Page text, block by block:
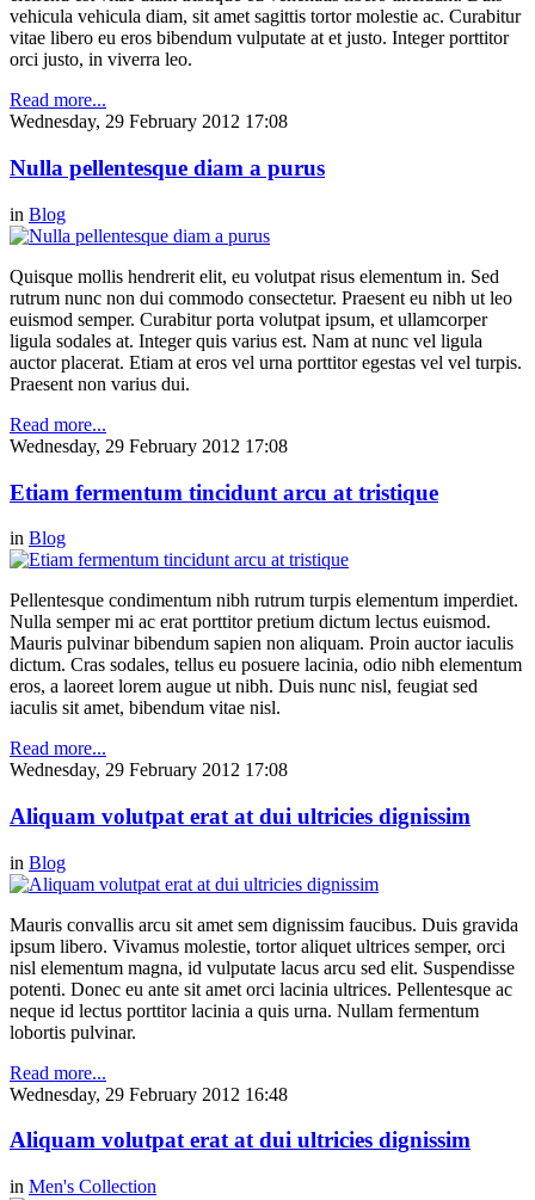
vehicula vehicula diam, sit amet sagittis tortor molestie ac. Curabitur
vitae libero eu eros bibendum vulputate at et justo. Integer porttitor
orci justo, in viverra leo.
Read more...
Wednesday, 29 February 2012 17:08
Nulla pellentesque diam a purus
in Blog
Quisque mollis hendrerit elit, eu volutpat risus elementum in. Sed
rutrum nunc non dui commodo consectetur. Praesent eu nibh ut leo
euismod semper. Curabitur porta volutpat ipsum, et ullamcorper
ligula sodales at. Integer quis varius est. Nam at nunc vel ligula
auctor placerat. Etiam at eros vel urna porttitor egestas vel vel turpis.
Praesent non varius dui.
Read more...
Wednesday, 29 February 2012 17:08
Etiam fermentum tincidunt arcu at tristique
in Blog
Pellentesque condimentum nibh rutrum turpis elementum imperdiet.
Nulla semper mi ac erat porttitor pretium dictum lectus euismod.
Mauris pulvinar bibendum sapien non aliquam. Proin auctor iaculis
dictum. Cras sodales, tellus eu posuere lacinia, odio nibh elementum
eros, a laoreet lorem augue ut nibh. Duis nunc nisl, feugiat sed
iaculis sit amet, bibendum vitae nisl.
Read more...
Wednesday, 29 February 2012 17:08
Aliquam volutpat erat at dui ultricies dignissim
in Blog
Mauris convallis arcu sit amet sem dignissim faucibus. Duis gravida
ipsum libero. Vivamus molestie, tortor aliquet ultrices semper, orci
nisl elementum magna, id vulputate lacus arcu sed elit. Suspendisse
potenti. Donec eu ante sit amet orci lacinia ultrices. Pellentesque ac
neque id lectus porttitor lacinia a quis urna. Nullam fermentum
lobortis pulvinar.
Read more...
Wednesday, 29 February 2012 16:48
Aliquam volutpat erat at dui ultricies dignissim
in Men's Collection